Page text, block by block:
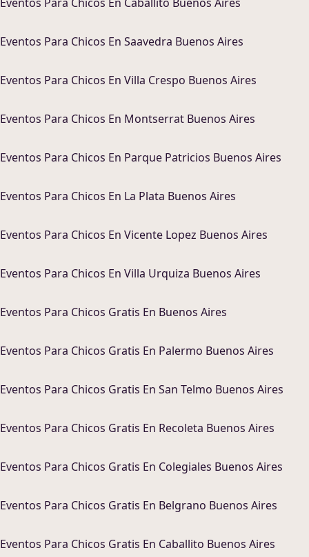
Eventos Para Chicos En Saavedra Buenos Aires
Eventos Para Chicos En Villa Crespo Buenos Aires
Eventos Para Chicos En Montserrat Buenos Aires
Eventos Para Chicos En Parque Patricios Buenos Aires
Eventos Para Chicos En La Plata Buenos Aires
Eventos Para Chicos En Vicente Lopez Buenos Aires
Eventos Para Chicos En Villa Urquiza Buenos Aires
Eventos Para Chicos Gratis En Buenos Aires
Eventos Para Chicos Gratis En Palermo Buenos Aires
Eventos Para Chicos Gratis En San Telmo Buenos Aires
Eventos Para Chicos Gratis En Recoleta Buenos Aires
Eventos Para Chicos Gratis En Colegiales Buenos Aires
Eventos Para Chicos Gratis En Belgrano Buenos Aires
Eventos Para Chicos Gratis En Caballito Buenos Aires